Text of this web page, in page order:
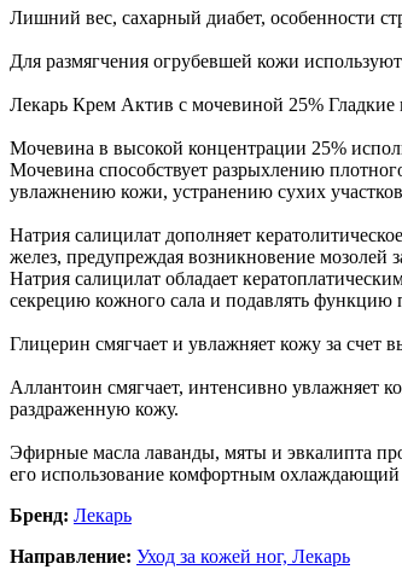
Лишний вес, сахарный диабет, особенности
Для размягчения огрубевшей кожи
Лекарь Крем Актив с мочевиной 25% Гладкие
Мочевина в высокой концентрации 25%
Мочевина способствует разрыхлению
увлажнению кожи, устранению сухих
Натрия салицилат дополняет
желез, предупреждая возникновение мозолей
Натрия салицилат обладает
секрецию кожного сала и подавлять функцию
Глицерин смягчает и увлажняет кожу за счет
Аллантоин смягчает, интенсивно увлажняет
раздраженную кожу.
Эфирные масла лаванды, мяты и эвкалипта
его использование комфортным охлаждающий
Бренд: Лекарь
Направление: Уход за кожей ног, Лекарь